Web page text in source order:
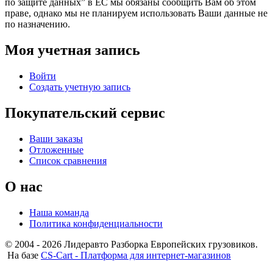
по защите данных” в ЕС мы обязаны сообщить Вам об этом
праве, однако мы не планируем использовать Ваши данные не
по назначению.
Моя учетная запись
Войти
Создать учетную запись
Покупательский сервис
Ваши заказы
Отложенные
Список сравнения
О нас
Наша команда
Политика конфиденциальности
© 2004 - 2026 Лидеравто Разборка Европейских грузовиков.
На базе CS-Cart - Платформа для интернет-магазинов